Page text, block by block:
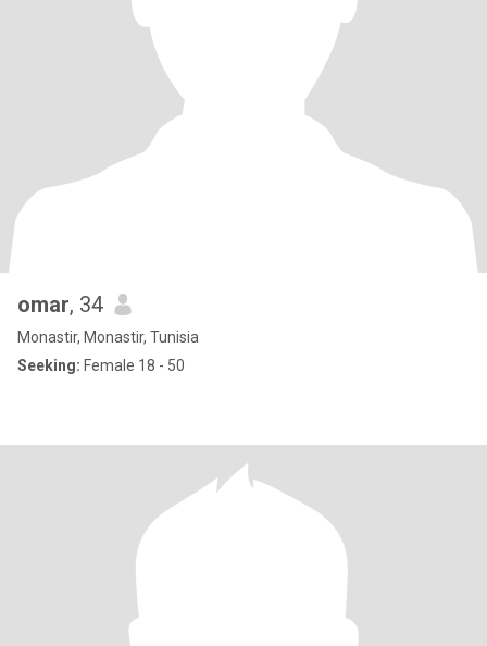
omar, 34
Monastir, Monastir, Tunisia
Seeking: Female 18 - 50